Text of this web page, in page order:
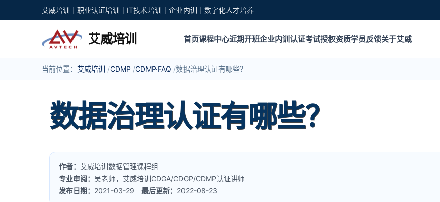
艾威培训｜职业认证培训｜IT技术培训｜企业内训｜数字化人才培养
艾威培训 首页课程中心近期开班企业内训认证考试授权资质学员反馈关于艾威
当前位置： 艾威培训 CDMP CDMP·FAQ 数据治理认证有哪些？
数据治理认证有哪些？
作者： 艾威培训数据管理课程组
专业审阅：吴老师，艾威培训CDGA/CDGP/CDMP认证讲师
发布日期： 2021-03-29最后更新： 2022-08-23